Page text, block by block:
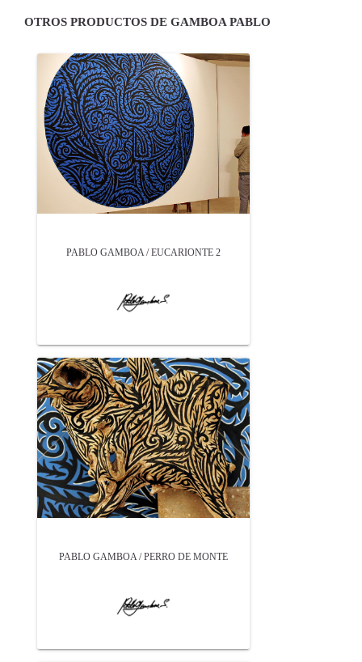
OTROS PRODUCTOS DE GAMBOA PABLO
PABLO GAMBOA / EUCARIONTE 2
PABLO GAMBOA / PERRO DE MONTE